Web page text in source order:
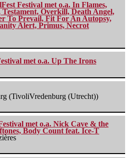
Festival met o.a. In Flames,
Overkill, Death Angel,
To Prevail, Fit For An Autopsy,
Alert, Primus, Necrot
met o.a. Up The Irons
(TivoliVredenburg (Utrecht))
met o.a. Nick Cave & the
Body Count feat. Ice-T